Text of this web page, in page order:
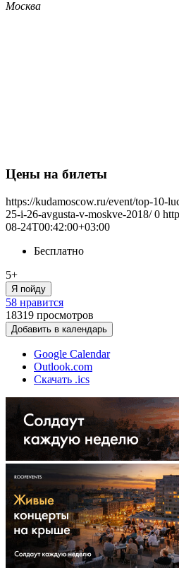
Москва
Цены на билеты
https://kudamoscow.ru/event/top-10-
25-i-26-avgusta-v-moskve-2018/ 0
08-24T00:42:00+03:00
Бесплатно
5+
Я пойду
58 нравится
18319 просмотров
Добавить в календарь
Google Calendar
Outlook.com
Скачать .ics